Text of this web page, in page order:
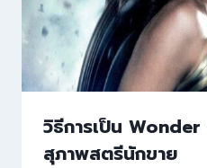
วิธีการเป็น
สุภาพสตรีนักขาย